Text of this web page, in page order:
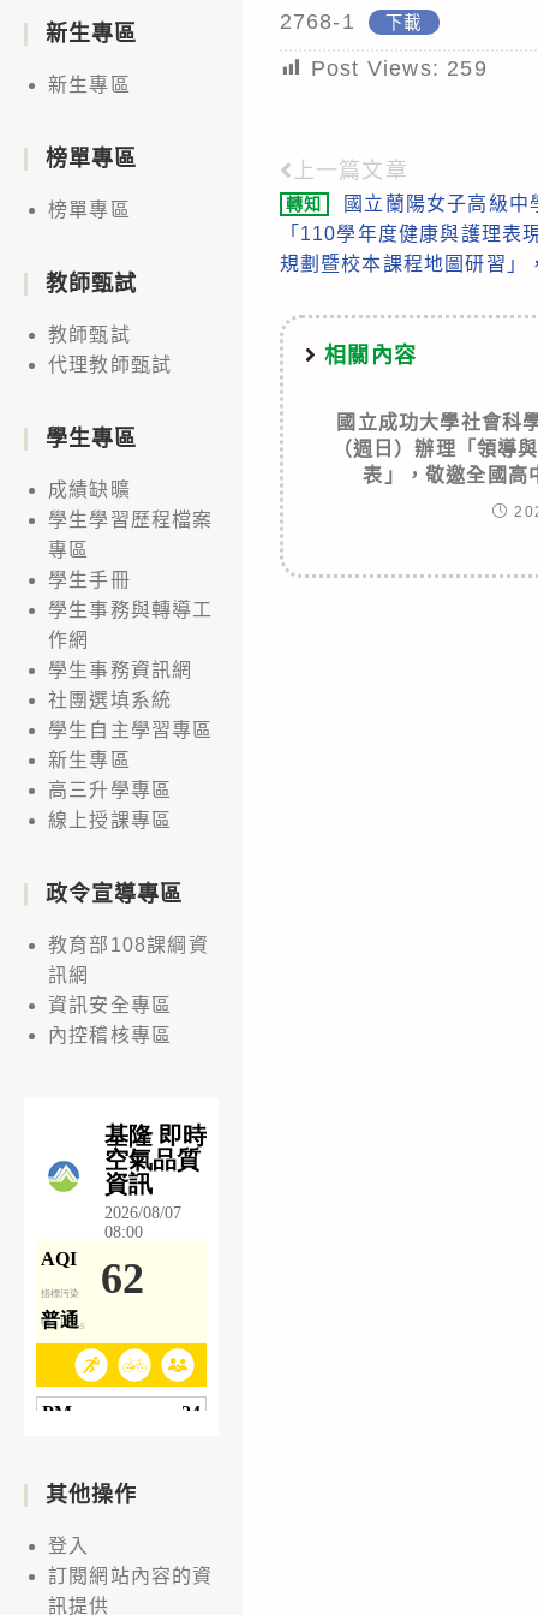
2768-1 下載
Post Views: 259
Read
more
articles
上一篇文章
轉知
國立蘭陽女子高級
「110學年度健康與護理表
規劃暨校本課程地圖研習」
相關內容
國立成功大學社會科
（週日）辦理「領導
表」，敬邀全國高
新生專區
新生專區
榜單專區
榜單專區
教師甄試
教師甄試
代理教師甄試
學生專區
成績缺曠
學生學習歷程檔案
專區
學生手冊
學生事務與轉導工
作網
學生事務資訊網
社團選填系統
學生自主學習專區
新生專區
高三升學專區
線上授課專區
政令宣導專區
教育部108課綱資
訊網
資訊安全專區
內控稽核專區
其他操作
登入
訂閱網站內容的資
訊提供